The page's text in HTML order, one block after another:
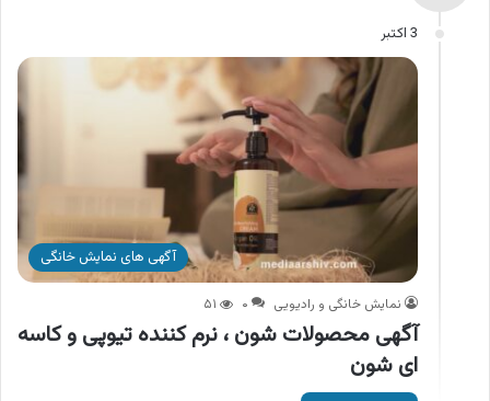
3 اکتبر
آگهی های نمایش خانگی
نمایش خانگی و رادیویی ۰ ۵۱
آگهی محصولات شون ، نرم کننده تیوپی و کاسه
ای شون